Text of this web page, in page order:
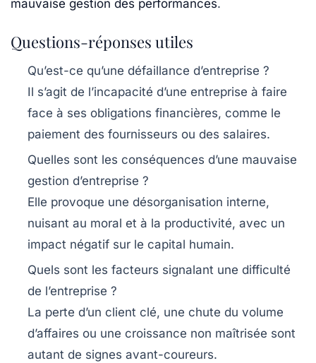
mauvaise gestion des performances.
Questions-réponses utiles
Qu’est-ce qu’une défaillance d’entreprise ?
Il s’agit de l’incapacité d’une entreprise à faire
face à ses obligations financières, comme le
paiement des fournisseurs ou des salaires.
Quelles sont les conséquences d’une mauvaise
gestion d’entreprise ?
Elle provoque une désorganisation interne,
nuisant au moral et à la productivité, avec un
impact négatif sur le capital humain.
Quels sont les facteurs signalant une difficulté
de l’entreprise ?
La perte d’un client clé, une chute du volume
d’affaires ou une croissance non maîtrisée sont
autant de signes avant-coureurs.